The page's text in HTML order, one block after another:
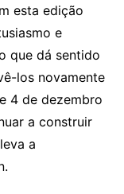
esta edição
e
que dá sentido
los novamente
4 de dezembro
a construir
a